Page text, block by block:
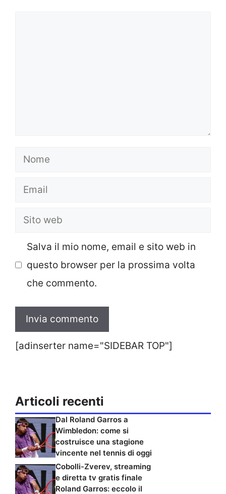
Nome
Email
Sito
Salva il mio nome, email e sito web in
questo browser per la prossima volta
che commento.
[adinserter name="SIDEBAR TOP"]
Articoli recenti
Dal Roland Garros a
Wimbledon: come si
costruisce una stagione
vincente nel tennis di oggi
Cobolli-Zverev, streaming
e diretta tv gratis finale
Roland Garros: eccolo il